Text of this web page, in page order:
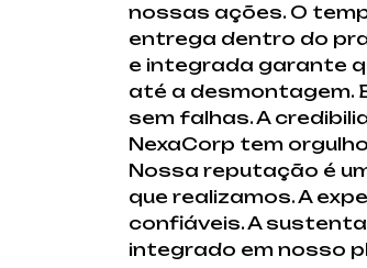
nossas ações. O
entrega dentro do
e integrada garante
até a desmontagem.
sem falhas. A
NexaCorp tem
Nossa reputação é
que realizamos. A
confiáveis. A
integrado em nosso